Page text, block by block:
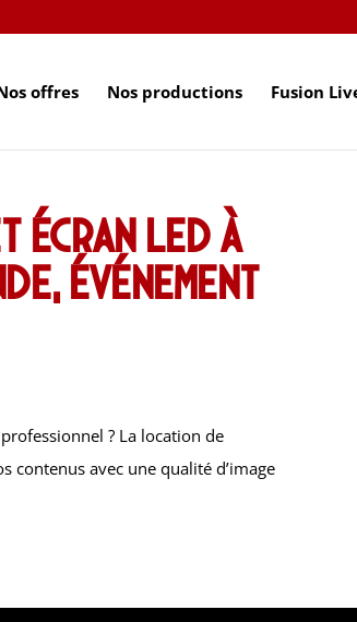
offres Nos productions Fusion
LED à
événement
? La location de
contenus avec une qualité d’image